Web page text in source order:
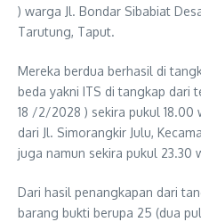
) warga Jl. Bondar Sibabiat
Tarutung, Taput.
Mereka berdua berhasil di
beda yakni ITS di tangkap dari
18 /2/2028 ) sekira pukul 18.00
dari Jl. Simorangkir Julu,
juga namun sekira pukul 23.30
Dari hasil penangkapan dari
barang bukti berupa 25 (dua